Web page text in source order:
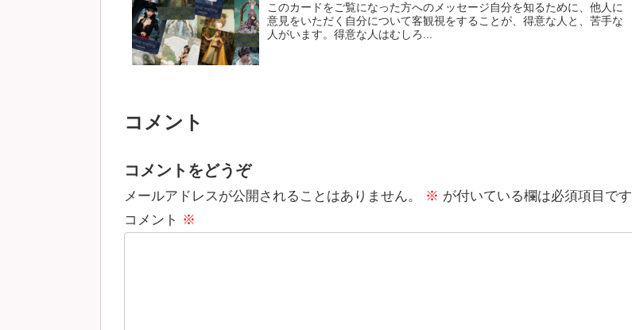
このカードをご覧になった方へのメッセージ自分を知るために、他人に
意見をいただく自分について客観視をすることが、得意な人と、苦手な
人がいます。得意な人はむしろ...
コメント
コメントをどうぞ
メールアドレスが公開されることはありません。 ※ が付いている欄は必須項目です
コメント ※